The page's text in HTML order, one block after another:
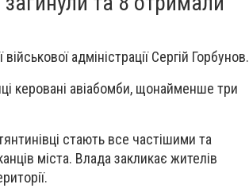
адміністрації Сергій Горбунов.
керовані авіабомби, щонайменше три
стають все частішими та
міста. Влада закликає жителів